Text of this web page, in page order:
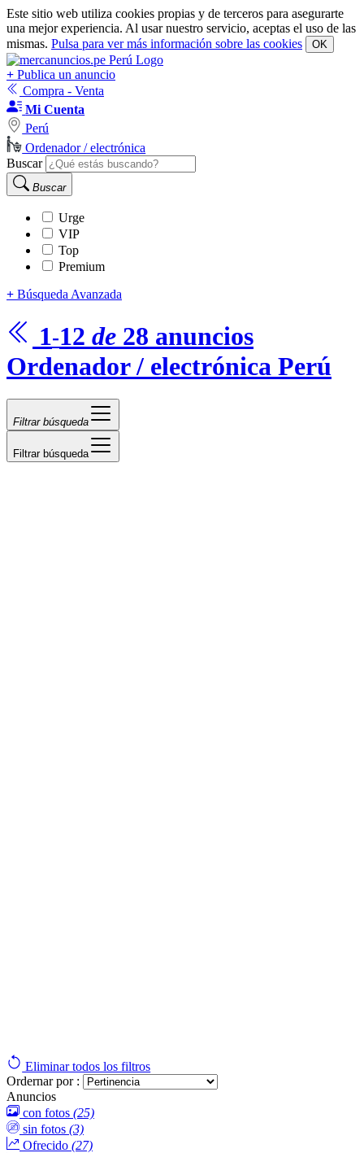
Este sitio web utiliza cookies propias y de terceros para asegurarte
una mejor experiencia. Al usar nuestro servicio, aceptas el uso de las
mismas. Pulsa para ver más información sobre las cookies OK
+ Publica un anuncio
Compra - Venta
Mi Cuenta
Perú
Ordenador / electrónica
Buscar
Buscar
Urge
VIP
Top
Premium
+ Búsqueda Avanzada
1-12 de 28 anuncios
Ordenador / electrónica Perú
Filtrar búsqueda
Filtrar búsqueda
Eliminar todos los filtros
Ordernar por :
Anuncios
con fotos (25)
sin fotos (3)
Ofrecido (27)